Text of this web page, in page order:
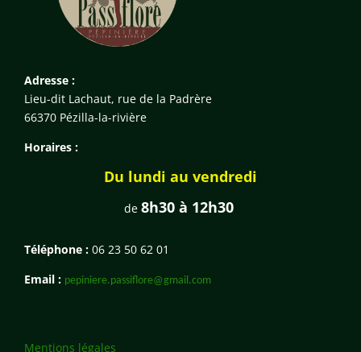
Adresse :
Lieu-dit Lachaut, rue de la Padrère
66370 Pézilla-la-rivière
Horaires :
Du lundi au vendredi
de 8h30 à 12h30
Téléphone : 06 23 50 62 01
Email : pepiniere.passiflore@gmail.com
Mentions légales